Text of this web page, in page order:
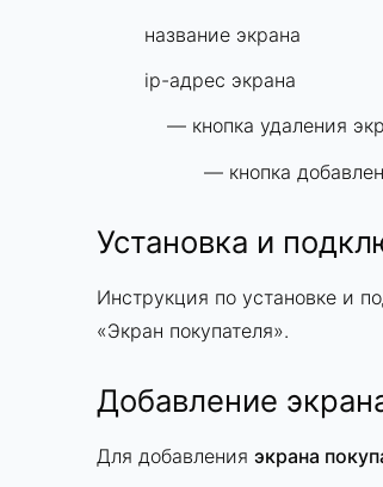
название экрана
ip-адрес экрана
— кнопка удаления
— кнопка
Установка и
Инструкция по установке и
«Экран покупателя».
Добавление
Для добавления экрана